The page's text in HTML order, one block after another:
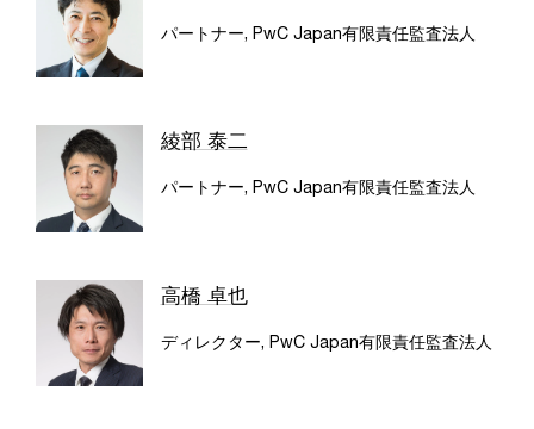
パートナー, PwC Japan有限責任監査法人
綾部 泰二
パートナー, PwC Japan有限責任監査法人
高橋 卓也
ディレクター, PwC Japan有限責任監査法人